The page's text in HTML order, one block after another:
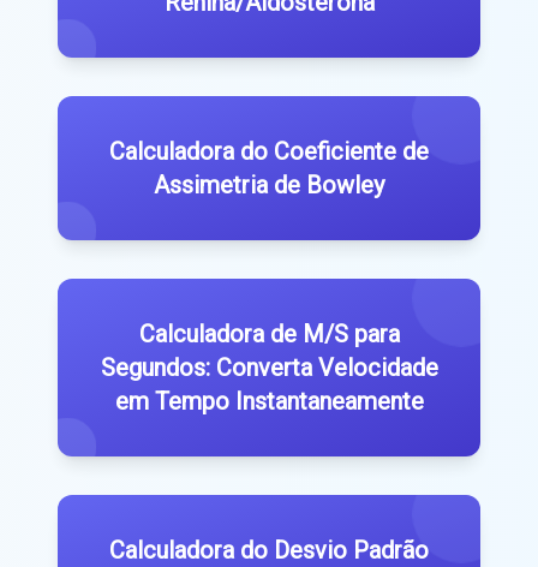
Calculadora do Coeficiente de
Assimetria de Bowley
Calculadora de M/S para
Segundos: Converta Velocidade
em Tempo Instantaneamente
Calculadora do Desvio Padrão